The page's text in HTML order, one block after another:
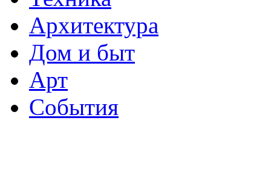
Архитектура
Дом и быт
Арт
События